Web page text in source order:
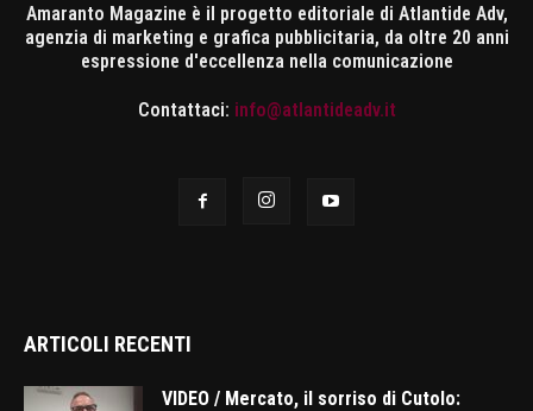
Amaranto Magazine è il progetto editoriale di Atlantide Adv,
agenzia di marketing e grafica pubblicitaria, da oltre 20 anni
espressione d'eccellenza nella comunicazione
Contattaci: info@atlantideadv.it
ARTICOLI RECENTI
VIDEO / Mercato, il sorriso di Cutolo: